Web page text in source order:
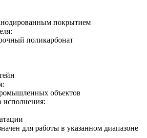
покрытием
поликарбонат
объектов
исполнения:
для работы в указанном диапазоне